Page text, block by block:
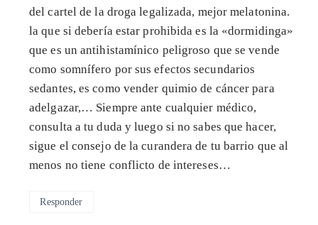
del cartel de la droga legalizada, mejor melatonina.
la que si debería estar prohibida es la «dormidinga»
que es un antihistamínico peligroso que se vende
como somnífero por sus efectos secundarios
sedantes, es como vender quimio de cáncer para
adelgazar,… Siempre ante cualquier médico,
consulta a tu duda y luego si no sabes que hacer,
sigue el consejo de la curandera de tu barrio que al
menos no tiene conflicto de intereses…
Responder